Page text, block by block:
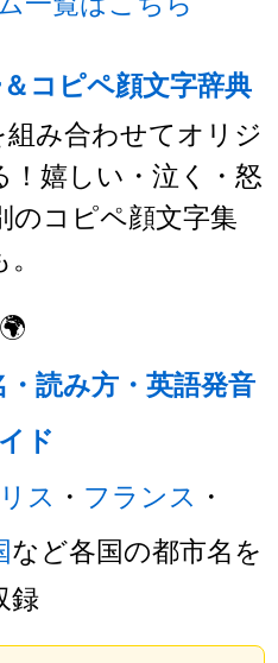
コピペ顔文字辞典
み合わせてオリジ
嬉しい・泣く・怒
のコピペ顔文字集
🌍
読み方・英語発音
ド
ス ・ フランス ・
など各国の都市名を
録